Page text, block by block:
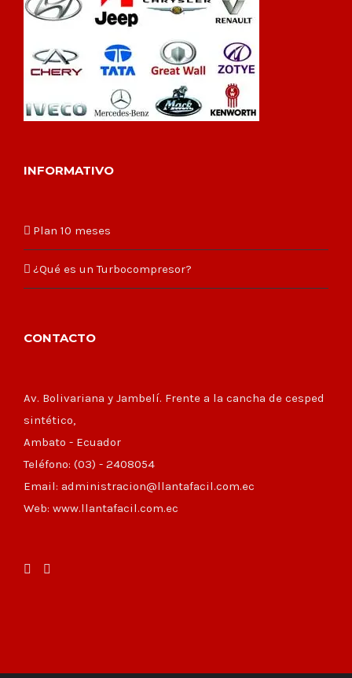
INFORMATIVO
Plan 10 meses
¿Qué es un Turbocompresor?
CONTACTO
Av. Bolivariana y Jambelí. Frente a la cancha de cesped
sintético,
Ambato - Ecuador
Teléfono: (03) - 2408054
Email: administracion@llantafacil.com.ec
Web: www.llantafacil.com.ec